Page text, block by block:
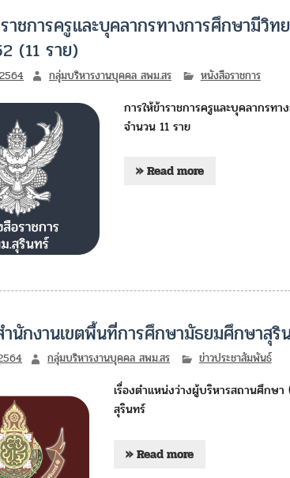
าชการครูและบุคลากรทางการศึกษามีวิ
(11 ราย)
กลุ่มบริหารงานบุคคล สพม.สร หนังสือราชการ
การให้ข้าราชการครูและบุคลากร
จำนวน 11 ราย
» Read more
ำนักงานเขตพื้นที่การศึกษามัธยมศึกษาสุริ
กลุ่มบริหารงานบุคคล สพม.สร ข่าวประชาสัมพันธ์
เรื่องตำแหน่งว่างผู้บริหารสถานศึกษ
สุรินทร์
» Read more